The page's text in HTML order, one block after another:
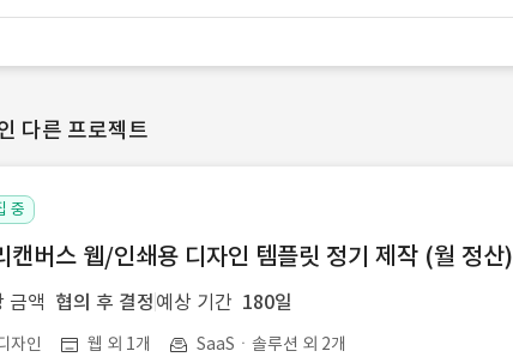
다른 프로젝트
중
캔버스 웹/인쇄용 디자인 템플릿 정기 제작 (월 정산)
금액 협의 후 결정 예상 기간 180일
자인 웹 외 1개 SaaSㆍ솔루션 외 2개